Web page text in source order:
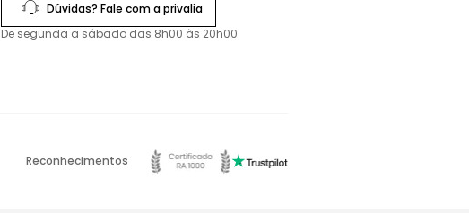
Dúvidas? Fale com a privalia
De segunda a sábado das 8h00 às 20h00.
Reconhecimentos